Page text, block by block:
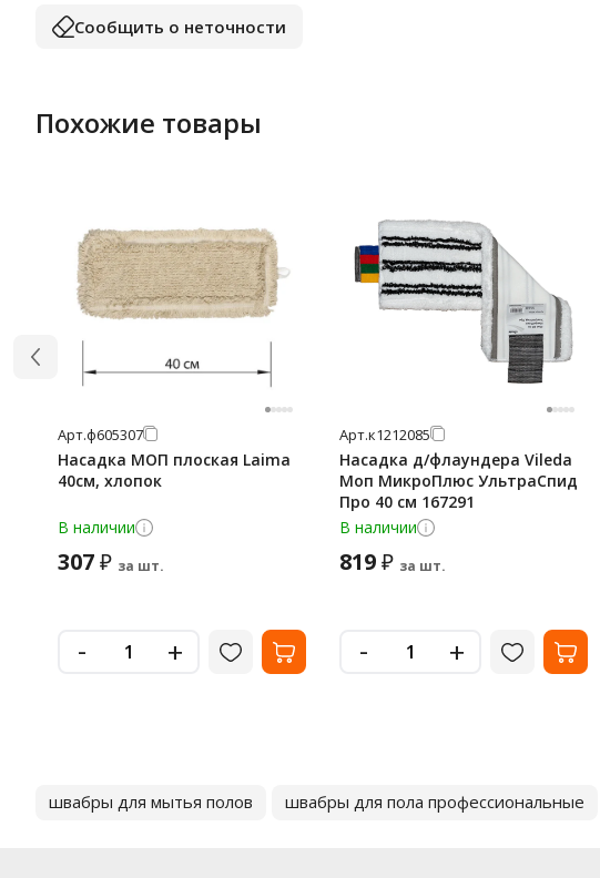
Сообщить о неточности
Похожие товары
Арт.ф605307
Насадка МОП плоская Laima
40см, хлопок
В наличии
307₽ за шт.
- +
Арт.к1212085
Насадка д/флаундера Vileda
Моп МикроПлюс УльтраСпид
Про 40 см 167291
В наличии
819₽ за шт.
- +
швабры для мытья полов швабры для пола профессиональные